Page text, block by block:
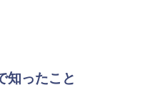
知ったこと